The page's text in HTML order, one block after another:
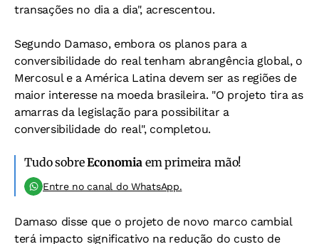
transações no dia a dia", acrescentou.
Segundo Damaso, embora os planos para a
conversibilidade do real tenham abrangência global, o
Mercosul e a América Latina devem ser as regiões de
maior interesse na moeda brasileira. "O projeto tira as
amarras da legislação para possibilitar a
conversibilidade do real", completou.
Tudo sobreEconomia em primeira mão!
Entre no canal do WhatsApp.
Damaso disse que o projeto de novo marco cambial
terá impacto significativo na redução do custo de